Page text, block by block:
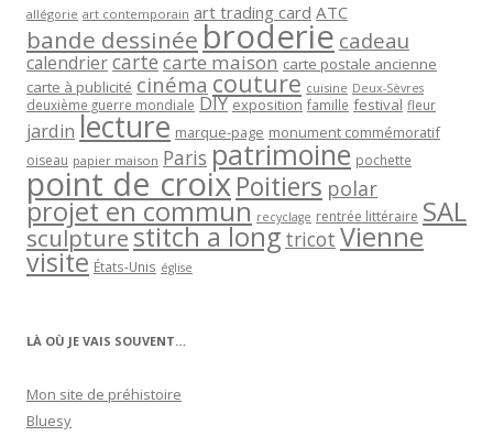
allégorie art contemporain art trading card ATC
bande dessinée broderie cadeau
calendriercartecarte maison carte postale ancienne
carte à publicité cinéma couture cuisine Deux-Sèvres
deuxième guerre mondiale DIY exposition famille festival fleur
jardin lecture marque-page monument commémoratif
oiseau papier maison Paris patrimoine pochette
point de croixPoitiers polar
projet en commun recyclage rentrée littéraire SAL
sculpturestitch a long tricot Vienne
visite États-Unis église
LÀ OÙ JE VAIS SOUVENT…
Mon site de préhistoire
Bluesy